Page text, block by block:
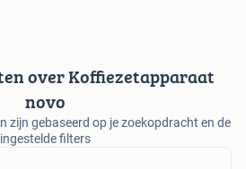
over Koffiezetapparaat
novo
zijn gebaseerd op je zoekopdracht en de
ingestelde filters